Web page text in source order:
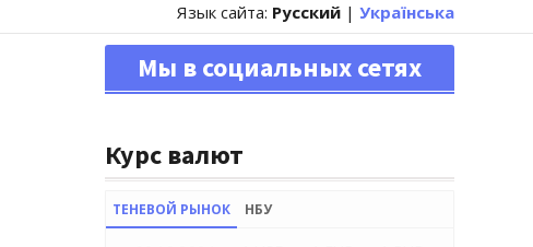
Язык сайта: Русский | Українська
Мы в социальных сетях
Курс валют
ТЕНЕВОЙ РЫНОК НБУ